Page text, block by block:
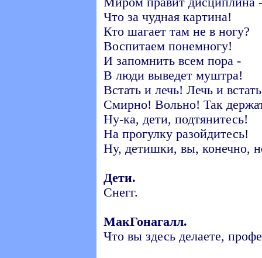
Что за чудная картина!
Кто шагает там не в ногу?
Воспитаем понемногу!
И запомнить всем пора -
В люди выведет муштра!
Встать и лечь! Лечь и
Смирно! Вольно! Так
Ну-ка, дети, подтянитесь!
На прогулку разойдитесь!
Ну, детишки, вы, конечно,
Дети.
Снегг.
МакГонагалл.
Что вы здесь делаете,